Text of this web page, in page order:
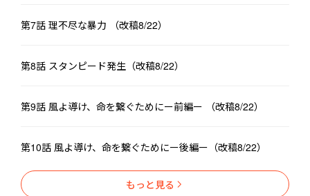
第7話 理不尽な暴力 （改稿8/22）
第8話 スタンピード発生（改稿8/22）
第9話 風よ導け、命を繋ぐためにー前編ー （改稿8/22）
第10話 風よ導け、命を繋ぐためにー後編ー（改稿8/22）
もっと見る